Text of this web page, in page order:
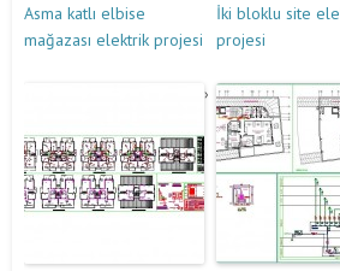
Asma katlı elbise
mağazası elektrik projesi
İki bloklu site
projesi